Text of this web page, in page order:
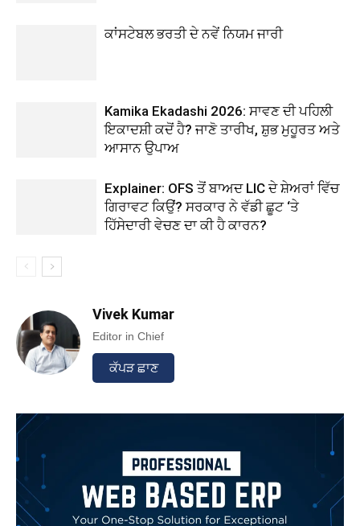
ਕਾਂਸਟੇਬਲ ਭਰਤੀ ਦੇ ਨਵੇਂ ਨਿਯਮ ਜਾਰੀ
Kamika Ekadashi 2026: ਸਾਵਣ ਦੀ ਪਹਿਲੀ
ਇਕਾਦਸ਼ੀ ਕਦੋਂ ਹੈ? ਜਾਣੋ ਤਾਰੀਖ, ਸ਼ੁਭ ਮੁਹੂਰਤ ਅਤੇ
ਆਸਾਨ ਉਪਾਅ
Explainer: OFS ਤੋਂ ਬਾਅਦ LIC ਦੇ ਸ਼ੇਅਰਾਂ ਵਿੱਚ
ਗਿਰਾਵਟ ਕਿਉਂ? ਸਰਕਾਰ ਨੇ ਵੱਡੀ ਛੂਟ ‘ਤੇ
ਹਿੱਸੇਦਾਰੀ ਵੇਚਣ ਦਾ ਕੀ ਹੈ ਕਾਰਨ?
Vivek Kumar
Editor in Chief
ਕੱਪੜ ਛਾਣ